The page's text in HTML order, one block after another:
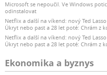
Microsoft se nepoučil. Ve Windows
odinstalovat
Netflix a další na víkend: nový Ted
Úkryt nebo past a 28 let poté: Chrám z
Netflix a další na víkend: nový Ted
Úkryt nebo past a 28 let poté: Chrám z
Ekonomika a byznys